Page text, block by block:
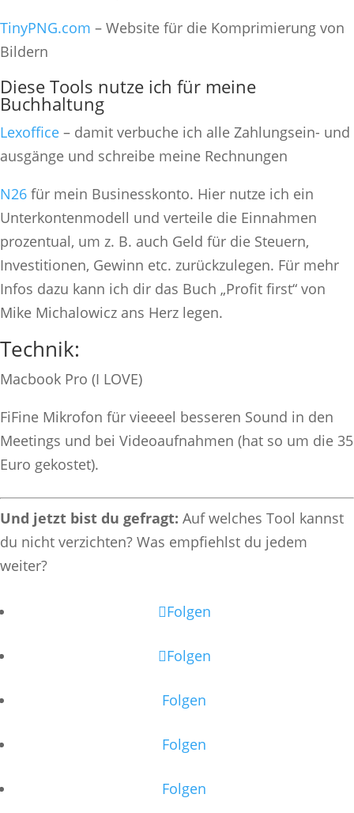
TinyPNG.com – Website für die Komprimierung von
Bildern
Diese Tools nutze ich für meine
Buchhaltung
Lexoffice – damit verbuche ich alle Zahlungsein- und
ausgänge und schreibe meine Rechnungen
N26 für mein Businesskonto. Hier nutze ich ein
Unterkontenmodell und verteile die Einnahmen
prozentual, um z. B. auch Geld für die Steuern,
Investitionen, Gewinn etc. zurückzulegen. Für mehr
Infos dazu kann ich dir das Buch „Profit first“ von
Mike Michalowicz ans Herz legen.
Technik:
Macbook Pro (I LOVE)
FiFine Mikrofon für vieeeel besseren Sound in den
Meetings und bei Videoaufnahmen (hat so um die 35
Euro gekostet).
Und jetzt bist du gefragt: Auf welches Tool kannst
du nicht verzichten? Was empfiehlst du jedem
weiter?
Folgen
Folgen
Folgen
Folgen
Folgen